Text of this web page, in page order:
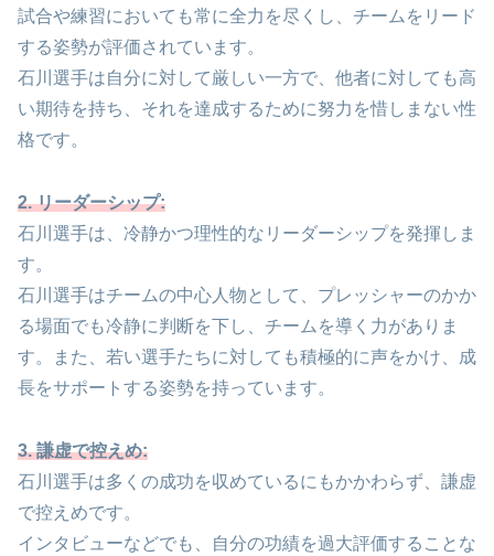
試合や練習においても常に全力を尽くし、チームをリード
する姿勢が評価されています。
石川選手は自分に対して厳しい一方で、他者に対しても高
い期待を持ち、それを達成するために努力を惜しまない性
格です。
2. リーダーシップ:
石川選手は、冷静かつ理性的なリーダーシップを発揮しま
す。
石川選手はチームの中心人物として、プレッシャーのかか
る場面でも冷静に判断を下し、チームを導く力がありま
す。また、若い選手たちに対しても積極的に声をかけ、成
長をサポートする姿勢を持っています。
3. 謙虚で控えめ:
石川選手は多くの成功を収めているにもかかわらず、謙虚
で控えめです。
インタビューなどでも、自分の功績を過大評価することな